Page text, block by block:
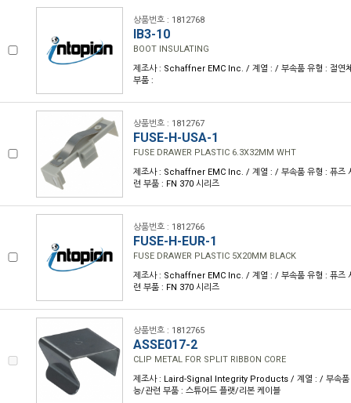
상품번호 : 1812768
IB3-10
BOOT INSULATING
제조사 : Schaffner EMC Inc. / 계열 : / 부속품 유형 : 절연
부품 :
상품번호 : 1812767
FUSE-H-USA-1
FUSE DRAWER PLASTIC 6.3X32MM WHT
제조사 : Schaffner EMC Inc. / 계열 : / 부속품 유형 : 퓨즈
련 부품 : FN 370 시리즈
상품번호 : 1812766
FUSE-H-EUR-1
FUSE DRAWER PLASTIC 5X20MM BLACK
제조사 : Schaffner EMC Inc. / 계열 : / 부속품 유형 : 퓨즈
련 부품 : FN 370 시리즈
상품번호 : 1812765
ASSE017-2
CLIP METAL FOR SPLIT RIBBON CORE
제조사 : Laird-Signal Integrity Products / 계열 : / 부속품
능/관련 부품 : 스튜어드 플랫/리본 케이블